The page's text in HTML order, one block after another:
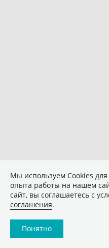
Мы используем Сookies
опыта работы на нашем
сайт, вы соглашаетесь с
соглашения.
Понятно